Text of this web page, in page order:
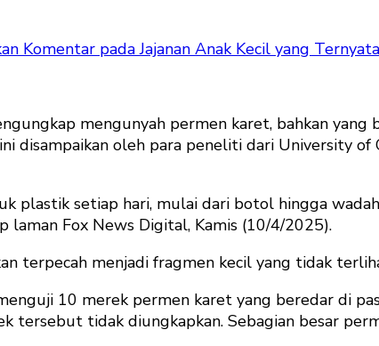
Komentar pada Jajanan Anak Kecil yang
mengunyah permen karet, bahkan
disampaikan oleh para peneliti dari University
plastik setiap hari, mulai dari botol hingga
laman Fox News Digital, Kamis (10/4/2025).
terpecah menjadi fragmen kecil yang tidak
10 merek permen karet yang beredar di
tersebut tidak diungkapkan. Sebagian besar